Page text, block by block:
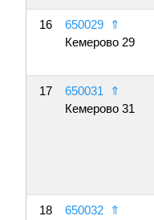
16 650029
⇑
Кемерово 29
17 650031
⇑
Кемерово 31
18 650032
⇑